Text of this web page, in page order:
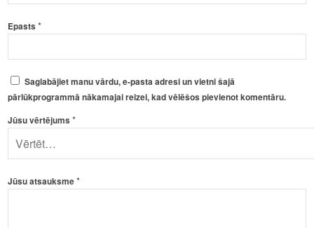
Epasts*
Saglabājiet manu vārdu, e-pasta adresi un vietni šajā
pārlūkprogrammā nākamajai reizei, kad vēlēšos pievienot komentāru.
Jūsu vērtējums*
Jūsu atsauksme*